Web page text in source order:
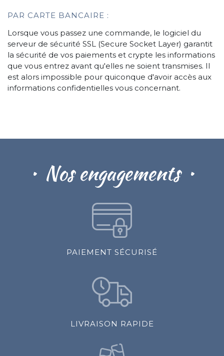
PAR CARTE BANCAIRE :
Lorsque vous passez une commande, le logiciel du
serveur de sécurité SSL (Secure Socket Layer) garantit
la sécurité de vos paiements et crypte les informations
que vous entrez avant qu'elles ne soient transmises. Il
est alors impossible pour quiconque d'avoir accès aux
informations confidentielles vous concernant.
Nos engagements
PAIEMENT SÉCURISÉ
LIVRAISON RAPIDE